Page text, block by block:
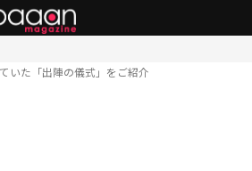
いた「出陣の儀式」をご紹介